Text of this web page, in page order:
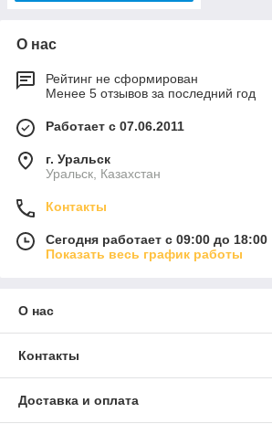
О нас
Рейтинг не сформирован
Менее 5 отзывов за последний год
Работает с 07.06.2011
г. Уральск
Уральск, Казахстан
Контакты
Сегодня работает с 09:00 до 18:00
Показать весь график работы
О нас
Контакты
Доставка и оплата